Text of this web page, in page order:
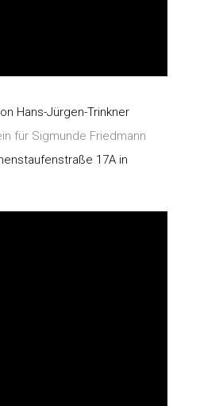
Hans-Jürgen-Trinkner
für Sigmunde Friedmann
17A in